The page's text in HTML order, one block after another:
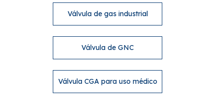
Válvula de gas industrial
Válvula de GNC
Válvula CGA para uso médico